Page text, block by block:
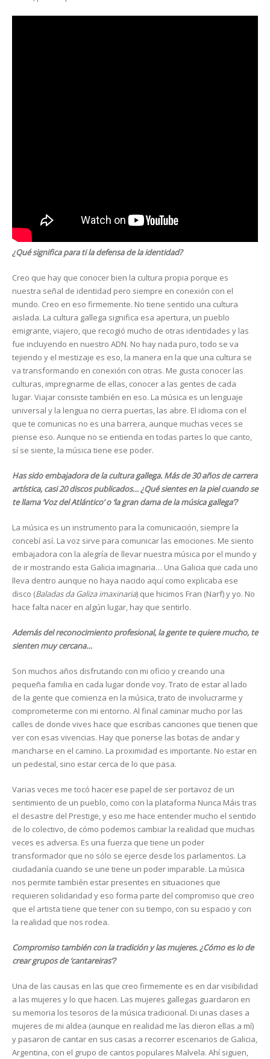
¿Qué significa para ti la defensa de la identidad?
Creo que hay que conocer bien la cultura propia porque es
nuestra señal de identidad pero siempre en conexión con el
mundo. Creo en eso firmemente. No tiene sentido una cultura
aislada. La cultura gallega significa esa apertura, un pueblo
emigrante, viajero, que recogió mucho de otras identidades y las
fue incluyendo en nuestro ADN. No hay nada puro, todo se va
tejiendo y el mestizaje es eso, la manera en la que una cultura se
va transformando en conexión con otras. Me gusta conocer las
culturas, impregnarme de ellas, conocer a las gentes de cada
lugar. Viajar consiste también en eso. La música es un lenguaje
universal y la lengua no cierra puertas, las abre. El idioma con el
que te comunicas no es una barrera, aunque muchas veces se
piense eso. Aunque no se entienda en todas partes lo que canto,
sí se siente, la música tiene ese poder.
Has sido embajadora de la cultura gallega. Más de 30 años de carrera
artística, casi 20 discos publicados… ¿Qué sientes en la piel cuando se
te llama ‘Voz del Atlántico’ o ‘la gran dama de la música gallega’?
La música es un instrumento para la comunicación, siempre la
concebí así. La voz sirve para comunicar las emociones. Me siento
embajadora con la alegría de llevar nuestra música por el mundo y
de ir mostrando esta Galicia imaginaria… Una Galicia que cada uno
lleva dentro aunque no haya nacido aquí como explicaba ese
disco (Baladas da Galiza imaxinaria) que hicimos Fran (Narf) y yo. No
hace falta nacer en algún lugar, hay que sentirlo.
Además del reconocimiento profesional, la gente te quiere mucho, te
sienten muy cercana…
Son muchos años disfrutando con mi oficio y creando una
pequeña familia en cada lugar donde voy. Trato de estar al lado
de la gente que comienza en la música, trato de involucrarme y
comprometerme con mi entorno. Al final caminar mucho por las
calles de donde vives hace que escribas canciones que tienen que
ver con esas vivencias. Hay que ponerse las botas de andar y
mancharse en el camino. La proximidad es importante. No estar en
un pedestal, sino estar cerca de lo que pasa.
Varias veces me tocó hacer ese papel de ser portavoz de un
sentimiento de un pueblo, como con la plataforma Nunca Máis tras
el desastre del Prestige, y eso me hace entender mucho el sentido
de lo colectivo, de cómo podemos cambiar la realidad que muchas
veces es adversa. Es una fuerza que tiene un poder
transformador que no sólo se ejerce desde los parlamentos. La
ciudadanía cuando se une tiene un poder imparable. La música
nos permite también estar presentes en situaciones que
requieren solidaridad y eso forma parte del compromiso que creo
que el artista tiene que tener con su tiempo, con su espacio y con
la realidad que nos rodea.
Compromiso también con la tradición y las mujeres. ¿Cómo es lo de
crear grupos de ‘cantareiras’?
Una de las causas en las que creo firmemente es en dar visibilidad
a las mujeres y lo que hacen. Las mujeres gallegas guardaron en
su memoria los tesoros de la música tradicional. Di unas clases a
mujeres de mi aldea (aunque en realidad me las dieron ellas a mí)
y pasaron de cantar en sus casas a recorrer escenarios de Galicia,
Argentina, con el grupo de cantos populares Malvela. Ahí siguen,